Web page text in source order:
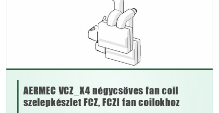
AERMEC VCZ_X4 négycsöves fan coil
szelepkészlet FCZ, FCZI fan coilokhoz